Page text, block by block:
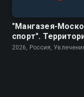
"Мангазея-
спорт".
будущих
2026, Россия,